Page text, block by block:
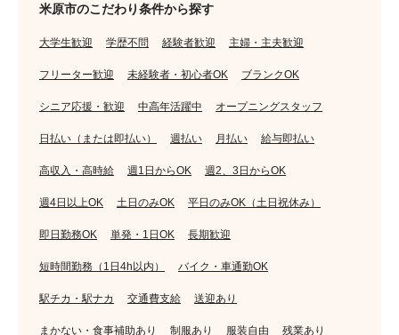
米原市のこだわり条件から探す
大学生歓迎 学歴不問 経験者歓迎 主婦・主夫歓迎
フリーター歓迎 未経験者・初心者OK ブランクOK
シニア応援・歓迎 中高年活躍中 オープニングスタッフ
日払い（または即払い） 週払い 月払い 給与即払い
高収入・高時給 週1日からOK 週2、3日からOK
週4日以上OK 土日のみOK 平日のみOK（土日祝休み）
即日勤務OK 単発・1日OK 長期歓迎
短時間勤務（1日4h以内） バイク・車通勤OK
駅チカ・駅ナカ 交通費支給 送迎あり
まかない・食事補助あり 制服あり 服装自由 残業あり